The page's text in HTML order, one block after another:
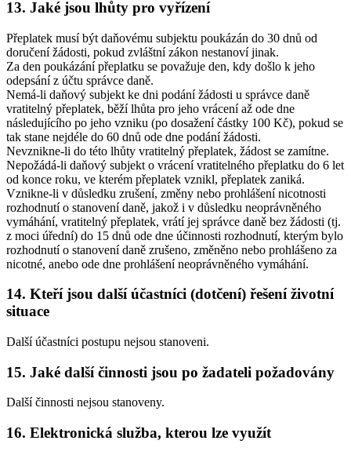
13. Jaké jsou lhůty pro vyřízení
Přeplatek musí být daňovému subjektu poukázán do 30 dnů od
doručení žádosti, pokud zvláštní zákon nestanoví jinak.
Za den poukázání přeplatku se považuje den, kdy došlo k jeho
odepsání z účtu správce daně.
Nemá-li daňový subjekt ke dni podání žádosti u správce daně
vratitelný přeplatek, běží lhůta pro jeho vrácení až ode dne
následujícího po jeho vzniku (po dosažení částky 100 Kč), pokud se
tak stane nejdéle do 60 dnů ode dne podání žádosti.
Nevznikne-li do této lhůty vratitelný přeplatek, žádost se zamítne.
Nepožádá-li daňový subjekt o vrácení vratitelného přeplatku do 6 let
od konce roku, ve kterém přeplatek vznikl, přeplatek zaniká.
Vznikne-li v důsledku zrušení, změny nebo prohlášení nicotnosti
rozhodnutí o stanovení daně, jakož i v důsledku neoprávněného
vymáhání, vratitelný přeplatek, vrátí jej správce daně bez žádosti (tj.
z moci úřední) do 15 dnů ode dne účinnosti rozhodnutí, kterým bylo
rozhodnutí o stanovení daně zrušeno, změněno nebo prohlášeno za
nicotné, anebo ode dne prohlášení neoprávněného vymáhání.
14. Kteří jsou další účastníci (dotčení) řešení životní
situace
Další účastníci postupu nejsou stanoveni.
15. Jaké další činnosti jsou po žadateli požadovány
Další činnosti nejsou stanoveny.
16. Elektronická služba, kterou lze využít